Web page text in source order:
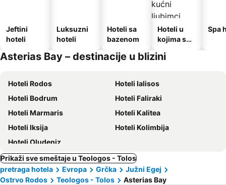
Jeftini
hoteli
Luksuzni
hoteli
Hoteli sa
bazenom
Hoteli u
kojima su
kućni
Spa
Asterias Bay – destinacije u blizini
Hoteli Rodos
Hoteli Ialisos
Hoteli Bodrum
Hoteli Faliraki
Hoteli Marmaris
Hoteli Kalitea
Hoteli Iksija
Hoteli Kolimbija
Hoteli Oludeniz
Prikaži sve smeštaje u Teologos - Tolos
pretraga hotela
Evropa Grčka
Južni Egej
Ostrvo Rodos
Teologos - Tolos Asterias Bay